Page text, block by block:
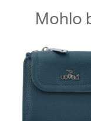
Mohlo